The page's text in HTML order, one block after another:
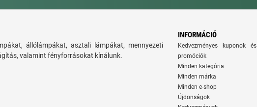
állólámpákat, asztali lámpákat, mennyezeti
valamint fényforrásokat kínálunk.
INFORMÁCIÓ
Kedvezményes kuponok és
promóciók
Minden kategória
Minden márka
Minden e-shop
Újdonságok